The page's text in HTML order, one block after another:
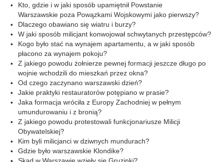
Kto, gdzie i w jaki sposób upamiętnił Powstanie
Warszawskie poza Powązkami Wojskowymi jako pierwszy?
Dlaczego obawiano się wiatru i burzy?
W jaki sposób milicjant konwojował schwytanych przestępców?
Kogo było stać na wynajem apartamentu, a w jaki sposób
płacono za wynajem pokoju?
Z jakiego powodu żołnierze pewnej formacji jeszcze długo po
wojnie wchodzili do mieszkań przez okna?
Od czego zaczynano warszawski dzień?
Jakie praktyki restauratorów potępiano w prasie?
Jaka formacja wróciła z Europy Zachodniej w pełnym
umundurowaniu i z bronią?
Z jakiego powodu protestowali funkcjonariusze Milicji
Obywatelskiej?
Kim byli milicjanci w dziwnych mundurach?
Gdzie było warszawskie Klondike?
Skąd w Warszawie wzięły się Gruzinki?